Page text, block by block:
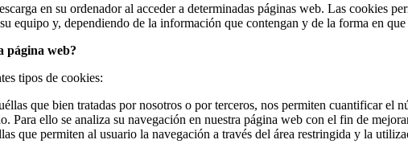
en su ordenador al acceder a determinadas páginas web. Las cookies
equipo y, dependiendo de la información que contengan y de la forma en
página web?
tipos de cookies:
que bien tratadas por nosotros o por terceros, nos permiten cuantificar
Para ello se analiza su navegación en nuestra página web con el fin de
que permiten al usuario la navegación a través del área restringida y la